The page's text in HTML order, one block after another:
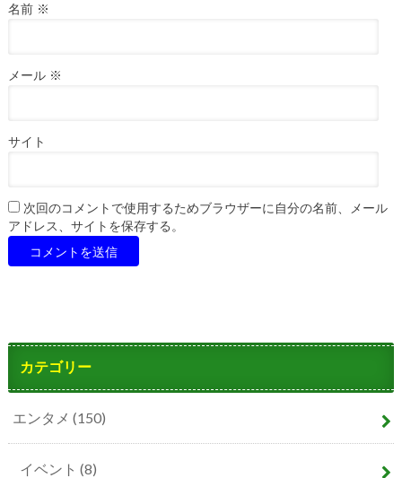
名前 ※
メール ※
サイト
次回のコメントで使用するためブラウザーに自分の名前、メール
アドレス、サイトを保存する。
カテゴリー
エンタメ (150)
イベント (8)